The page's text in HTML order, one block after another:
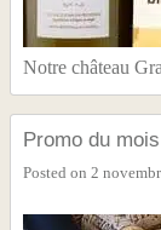
Notre château
Promo du
Posted on 2